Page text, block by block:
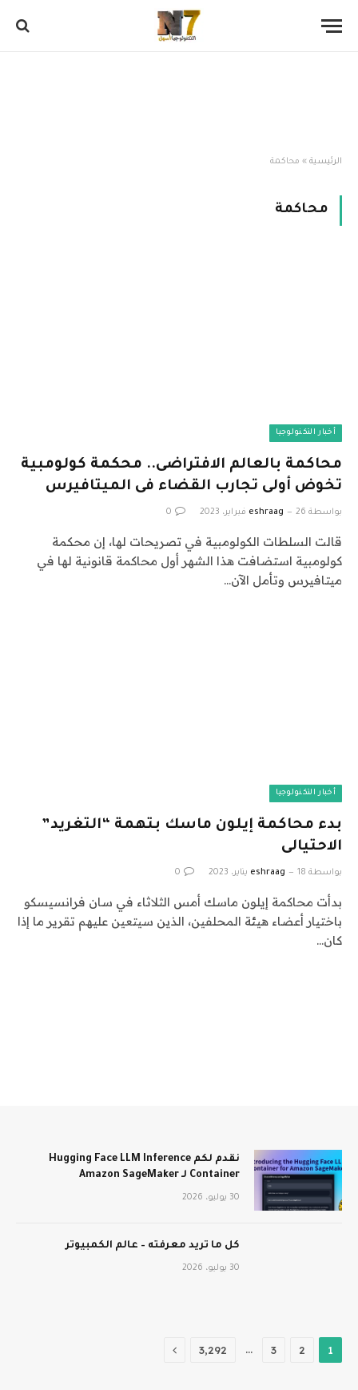
الرئيسية » محاكمة
محاكمة
أخبار التكنولوجيا
محاكمة بالعالم الافتراضى.. محكمة كولومبية
تخوض أولى تجارب القضاء فى الميتافيرس
بواسطة eshraag 26 فبراير، 2023 0
قالت السلطات الكولومبية في تصريحات لها، إن محكمة
كولومبية استضافت هذا الشهر أول محاكمة قانونية لها في
ميتافيرس وتأمل الآن…
أخبار التكنولوجيا
بدء محاكمة إيلون ماسك بتهمة “التغريد”
الاحتيالى
بواسطة eshraag 18 يناير، 2023 0
بدأت محاكمة إيلون ماسك أمس الثلاثاء في سان فرانسيسكو
باختيار أعضاء هيئة المحلفين، الذين سيتعين عليهم تقرير ما إذا
كان…
نقدم لكم Hugging Face LLM Inference
Container لـ Amazon SageMaker
30 يوليو، 2026
كل ما تريد معرفته – عالم الكمبيوتر
30 يوليو، 2026
1
2
3
… 3٬292 التالي